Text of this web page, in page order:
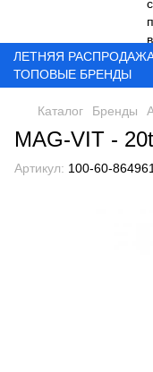
ЛЕТНЯЯ
ТОПОВЫЕ БРЕНДЫ
Каталог Бренды
MAG-VIT -
Артикул: 100-60-